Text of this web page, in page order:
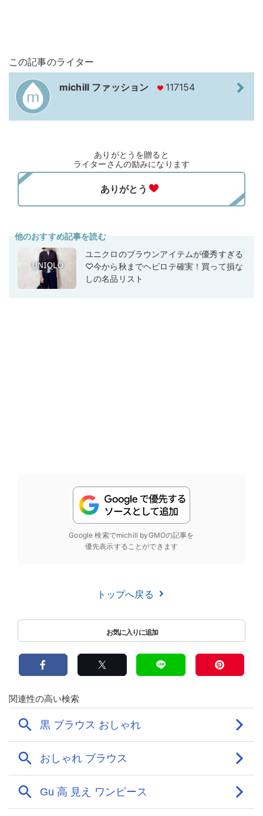
この記事のライター
michill ファッション 117154
ありがとうを贈ると
ライターさんの励みになります
他のおすすめ記事を読む
ユニクロのブラウンアイテムが優秀すぎる
♡今から秋までヘビロテ確実！買って損な
しの名品リスト
Google 検索でmichill byGMOの記事を
優先表示することができます
トップへ戻る